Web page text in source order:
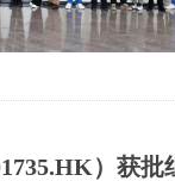
）获批